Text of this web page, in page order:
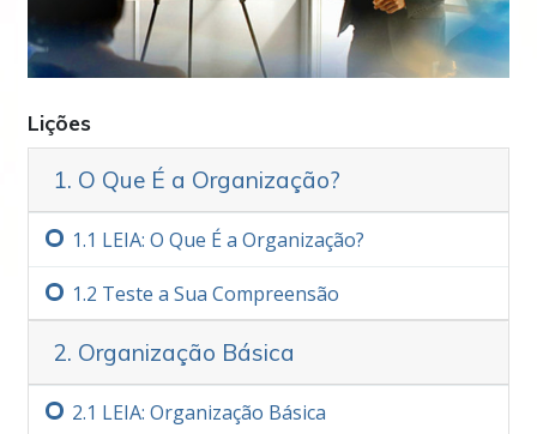
aprender e usar esta informação, você será
capaz de alcançar um maior sucesso em
todas as suas atividades.
Ao fazer este curso, certifique‑se muito bem
de nunca deixar passar por uma palavra que
não compreenda totalmente. A única razão
pela qual uma pessoa desiste dum estudo ou
fica confusa ou incapaz de aprender é porque
compreendida.Mais
Lições
1. O Que É a Organização?
LEIA: O Que É a Organização?
Teste a Sua Compreensão
2. Organização Básica
LEIA: Organização Básica